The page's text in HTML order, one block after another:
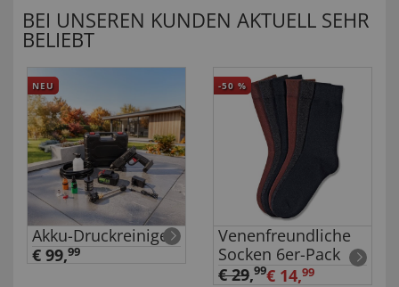
BEI UNSEREN KUNDEN AKTUELL SEHR
BELIEBT
NEU
Akku-Druckreiniger
€ 99,99
-50 %
Venenfreundliche
Socken 6er-Pack
€ 29,99€ 14,99